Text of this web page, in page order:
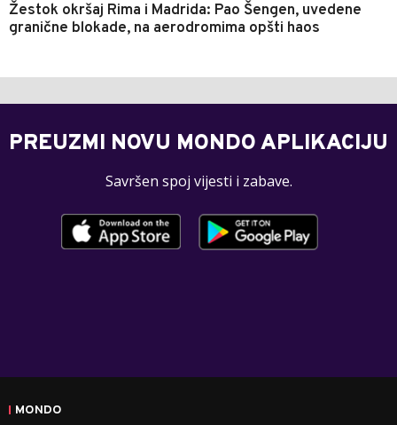
Žestok okršaj Rima i Madrida: Pao Šengen, uvedene
granične blokade, na aerodromima opšti haos
PREUZMI NOVU MONDO APLIKACIJU
Savršen spoj vijesti i zabave.
MONDO